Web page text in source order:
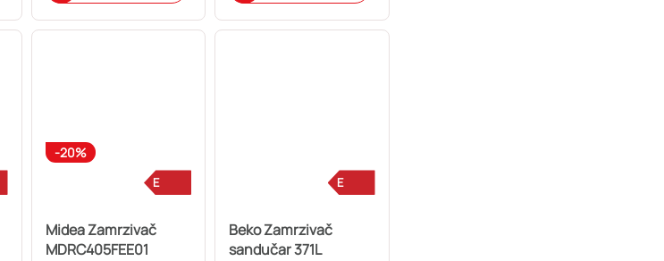
-20%
E
Midea Zamrzivač
MDRC405FEE01
E
Beko Zamrzivač
sandučar 371L